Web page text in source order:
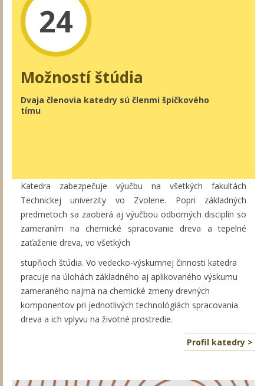
24
Možností štúdia
Dvaja členovia katedry sú členmi špičkového
tímu
Katedra zabezpečuje výučbu na všetkých fakultách
Technickej univerzity vo Zvolene. Popri základných
predmetoch sa zaoberá aj výučbou odborných disciplín so
zameraním na chemické spracovanie dreva a tepelné
zaťaženie dreva, vo všetkých
stupňoch štúdia. Vo vedecko-výskumnej činnosti katedra
pracuje na úlohách základného aj aplikovaného výskumu
zameraného najmä na chemické zmeny drevných
komponentov pri jednotlivých technológiách spracovania
dreva a ich vplyvu na životné prostredie.
Profil katedry >